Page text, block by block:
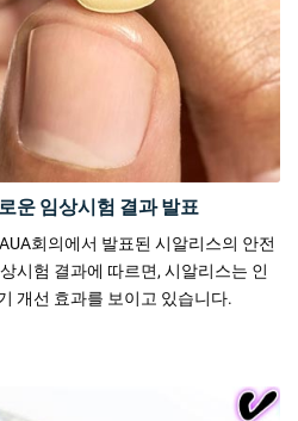
운 임상시험 결과 발표
회의에서 발표된 시알리스의 안전
시험 결과에 따르면, 시알리스는 인
개선 효과를 보이고 있습니다.